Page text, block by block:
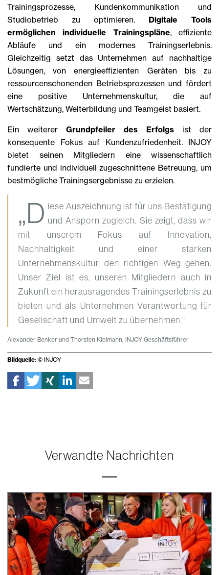
Trainingsprozesse, Kundenkommunikation und
Studiobetrieb zu optimieren. Digitale Tools
ermöglichen individuelle Trainingspläne, effiziente
Abläufe und ein modernes Trainingserlebnis.
Gleichzeitig setzt das Unternehmen auf nachhaltige
Lösungen, von energieeffizienten Geräten bis zu
ressourcenschonenden Betriebsprozessen und fördert
eine positive Unternehmenskultur, die auf
Wertschätzung, Weiterbildung und Teamgeist basiert.
Ein weiterer Grundpfeiler des Erfolgs ist der
konsequente Fokus auf Kundenzufriedenheit. INJOY
bietet seinen Mitgliedern eine wissenschaftlich
fundierte und individuell zugeschnittene Betreuung, um
bestmögliche Trainingsergebnisse zu erzielen.
„D iese Auszeichnung ist für uns Bestätigung
und Ansporn zugleich. Sie zeigt, dass wir
mit unserem Fokus auf Innovation,
Nachhaltigkeit und einer starken
Unternehmenskultur den richtigen Weg gehen.
Unser Ziel ist es, unseren Mitgliedern auch in
Zukunft ein herausragendes Trainingserlebnis zu
bieten und als Unternehmen Verantwortung für
Gesellschaft und Umwelt zu übernehmen.“
Alexander Benker und Thorsten Kielmann, INJOY Geschäftsführer
Bildquelle: © INJOY
Verwandte Nachrichten